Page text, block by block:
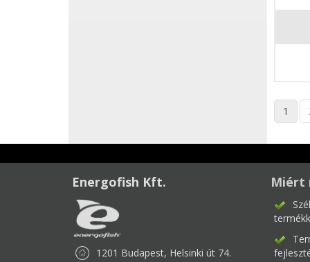
1
Energofish Kft.
1201 Budapest, Helsinki út 74.
Miért